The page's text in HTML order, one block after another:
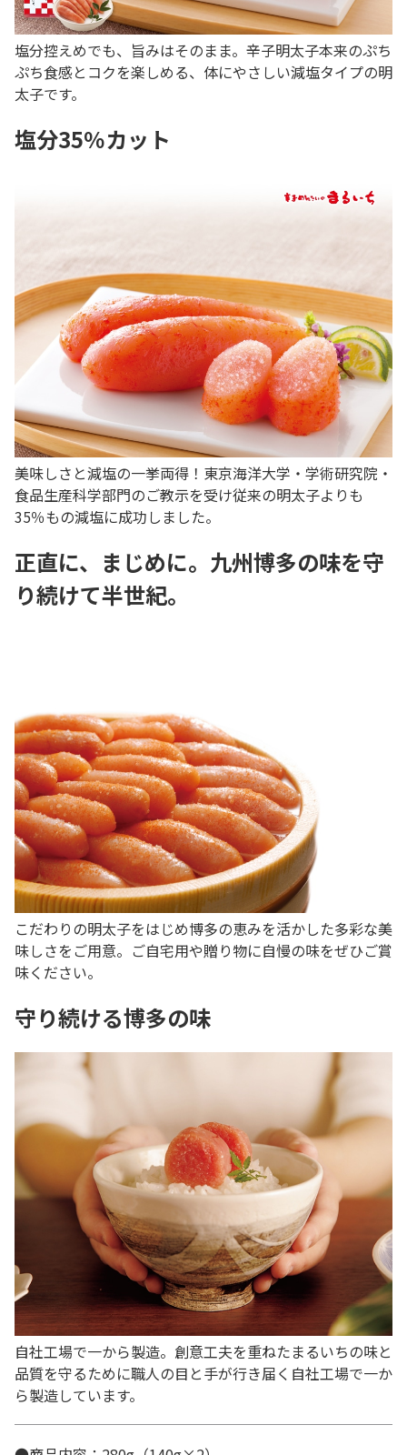
塩分控えめでも、旨みはそのまま。辛子明太子本来のぷち
ぷち食感とコクを楽しめる、体にやさしい減塩タイプの明
太子です。
塩分35％カット
美味しさと減塩の一挙両得！東京海洋大学・学術研究院・
食品生産科学部門のご教示を受け従来の明太子よりも
35％もの減塩に成功しました。
正直に、まじめに。九州博多の味を守
り続けて半世紀。
こだわりの明太子をはじめ博多の恵みを活かした多彩な美
味しさをご用意。ご自宅用や贈り物に自慢の味をぜひご賞
味ください。
守り続ける博多の味
自社工場で一から製造。創意工夫を重ねたまるいちの味と
品質を守るために職人の目と手が行き届く自社工場で一か
ら製造しています。